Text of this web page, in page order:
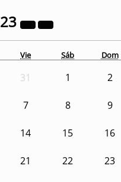
Vie Sáb Dom
31 1 2
7 8 9
14 15 16
21 22 23